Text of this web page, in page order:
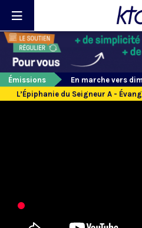
Émissions
En marche vers
L’Épiphanie du Seigneur A -